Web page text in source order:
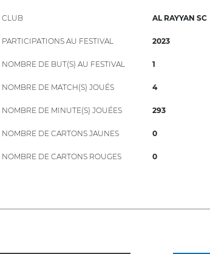
CLUB AL RAYYAN SC
PARTICIPATIONS AU FESTIVAL 2023
NOMBRE DE BUT(S) AU FESTIVAL 1
NOMBRE DE MATCH(S) JOUÉS 4
NOMBRE DE MINUTE(S) JOUÉES 293
NOMBRE DE CARTONS JAUNES 0
NOMBRE DE CARTONS ROUGES 0